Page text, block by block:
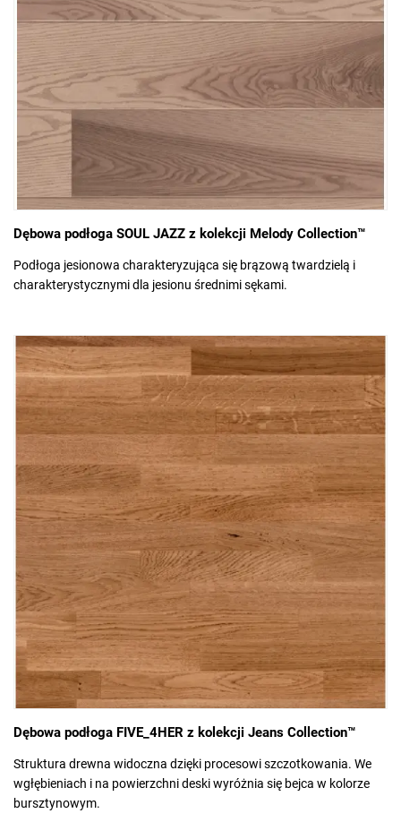
Dębowa podłoga SOUL JAZZ z kolekcji Melody Collection™
Podłoga jesionowa charakteryzująca się brązową twardzielą i
charakterystycznymi dla jesionu średnimi sękami.
Dębowa podłoga FIVE_4HER z kolekcji Jeans Collection™
Struktura drewna widoczna dzięki procesowi szczotkowania. We
wgłębieniach i na powierzchni deski wyróżnia się bejca w kolorze
bursztynowym.